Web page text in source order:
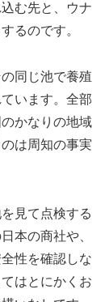
む先と、ウナ
るのです。
同じ池で養殖
います。全部
かなりの地域
は周知の事実
見て点検する
本の商社や、
性を確認しな
はとにかくお